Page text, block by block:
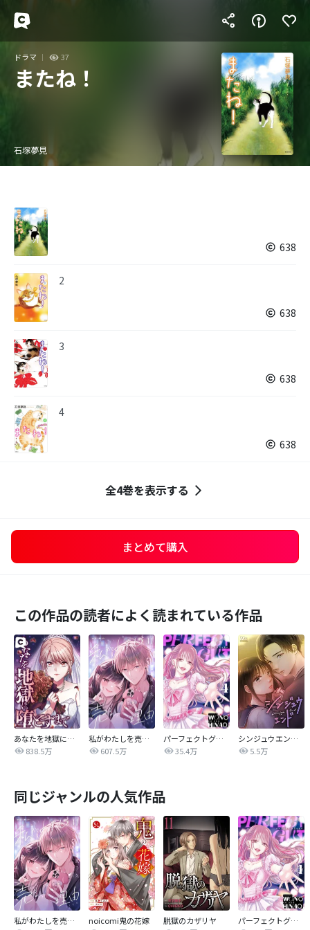
ドラマ 37
またね！
石塚夢見
638
2
638
3
638
4
638
全4巻を表示する
まとめて購入
この作品の読者によく読まれている作品
あなたを地獄に堕とすまで
838.5万
私がわたしを売る理由
607.5万
パーフェクトグリッター
35.4万
シンジュウエンド【タテヨミ】
5.5万
同じジャンルの人気作品
私がわたしを売る理由
noicomi鬼の花嫁
脱獄のカザリヤ
パーフェクトグリッター